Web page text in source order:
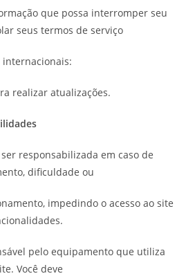
que possa interromper seu
seus termos de serviço
internacionais:
realizar atualizações.
responsabilizada em caso de
dificuldade ou
impedindo o acesso ao site
pelo equipamento que utiliza
Você deve